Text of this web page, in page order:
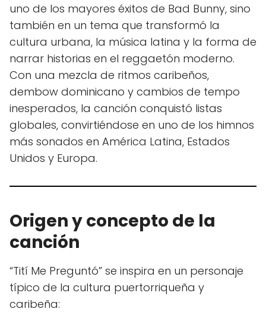
uno de los mayores éxitos de Bad Bunny, sino
también en un tema que transformó la
cultura urbana, la música latina y la forma de
narrar historias en el reggaetón moderno.
Con una mezcla de ritmos caribeños,
dembow dominicano y cambios de tempo
inesperados, la canción conquistó listas
globales, convirtiéndose en uno de los himnos
más sonados en América Latina, Estados
Unidos y Europa.
Origen y concepto de la
canción
“Tití Me Preguntó” se inspira en un personaje
típico de la cultura puertorriqueña y
caribeña: